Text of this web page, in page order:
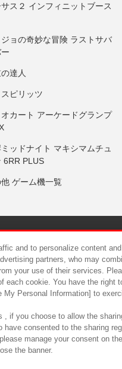
ス２ インフィニットブース
ョの奇妙な冒険 ラストサバ
達人
ピリッツ
カート アーケードグランプ
ッドナイト マキシマムチュ
6RR PLUS
ゲーム機一覧
について カスタマーハラ
and to personalize content
partners, who may
your use of their services.
each cookie. You have the right
Personal Information] to
, if you choose to allow the
have consented to the sharing
manage your consent on
the banner.